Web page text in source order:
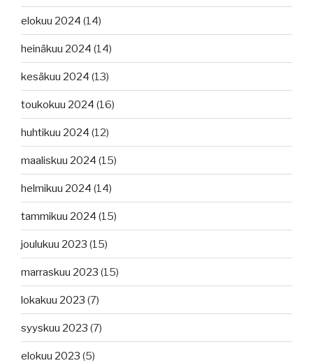
elokuu 2024 (14)
heinäkuu 2024 (14)
kesäkuu 2024 (13)
toukokuu 2024 (16)
huhtikuu 2024 (12)
maaliskuu 2024 (15)
helmikuu 2024 (14)
tammikuu 2024 (15)
joulukuu 2023 (15)
marraskuu 2023 (15)
lokakuu 2023 (7)
syyskuu 2023 (7)
elokuu 2023 (5)